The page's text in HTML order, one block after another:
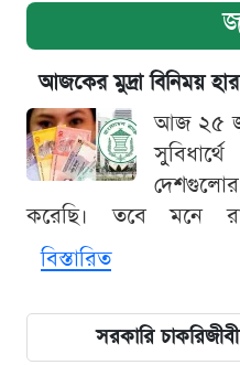
আজকের মুদ্রা বিনিময়
আজ ২৫
করেছি। তবে মনে
বিস্তারিত
সরকারি